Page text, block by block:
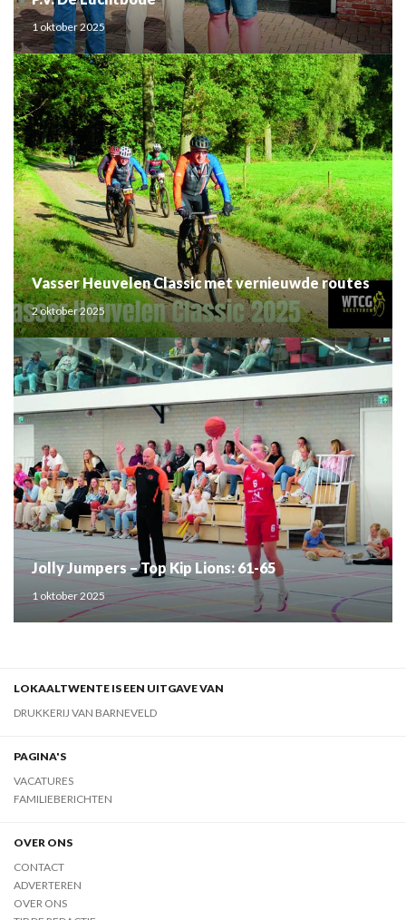
1 oktober 2025
Vasser Heuvelen Classic met vernieuwde routes
2 oktober 2025
Jolly Jumpers – Top Kip Lions: 61-65
1 oktober 2025
LOKAALTWENTE IS EEN UITGAVE VAN
DRUKKERIJ VAN BARNEVELD
PAGINA'S
VACATURES
FAMILIEBERICHTEN
OVER ONS
CONTACT
ADVERTEREN
OVER ONS